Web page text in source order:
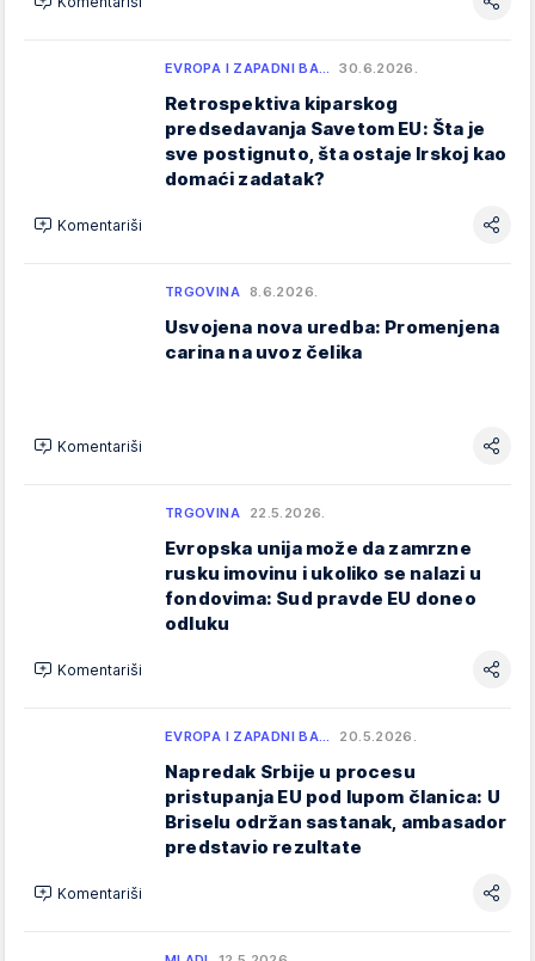
EVROPA I ZAPADNI BA… 30.6.2026.
Retrospektiva kiparskog
predsedavanja Savetom EU: Šta je
sve postignuto, šta ostaje Irskoj kao
domaći zadatak?
Komentariši
TRGOVINA 8.6.2026.
Usvojena nova uredba: Promenjena
carina na uvoz čelika
Komentariši
TRGOVINA 22.5.2026.
Evropska unija može da zamrzne
rusku imovinu i ukoliko se nalazi u
fondovima: Sud pravde EU doneo
odluku
Komentariši
EVROPA I ZAPADNI BA… 20.5.2026.
Napredak Srbije u procesu
pristupanja EU pod lupom članica: U
Briselu održan sastanak, ambasador
predstavio rezultate
Komentariši